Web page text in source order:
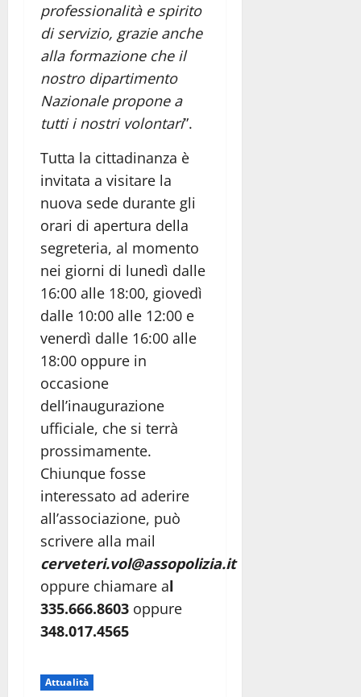
professionalità e spirito
di servizio, grazie anche
alla formazione che il
nostro dipartimento
Nazionale propone a
tutti i nostri volontari”.
Tutta la cittadinanza è
invitata a visitare la
nuova sede durante gli
orari di apertura della
segreteria, al momento
nei giorni di lunedì dalle
16:00 alle 18:00, giovedì
dalle 10:00 alle 12:00 e
venerdì dalle 16:00 alle
18:00 oppure in
occasione
dell’inaugurazione
ufficiale, che si terrà
prossimamente.
Chiunque fosse
interessato ad aderire
all’associazione, può
scrivere alla mail
cerveteri.vol@assopolizia.it
oppure chiamare al
335.666.8603 oppure
348.017.4565
Attualità